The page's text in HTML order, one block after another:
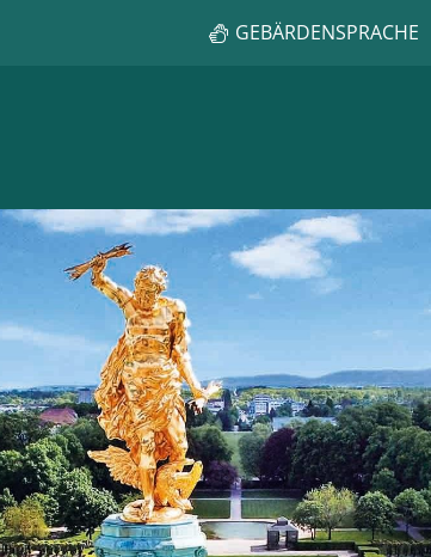
GEBÄRDENSPRACHE